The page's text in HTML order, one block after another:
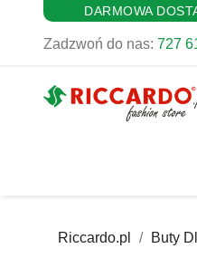
DARMOWA
Zadzwoń do nas: 727
Riccardo.pl Buty